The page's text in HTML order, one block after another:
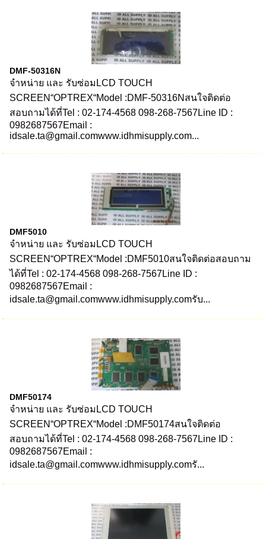
DMF-50316N
จำหน่าย และ รับซ่อมLCD TOUCH
SCREEN“OPTREX“Model :DMF-50316Nสนใจติดต่อ
สอบถามได้ที่Tel : 02-174-4568 098-268-7567Line ID :
0982687567Email :
idsale.ta@gmail.comwww.idhmisupply.com...
DMF5010
จำหน่าย และ รับซ่อมLCD TOUCH
SCREEN“OPTREX“Model :DMF5010สนใจติดต่อสอบถาม
ได้ที่Tel : 02-174-4568 098-268-7567Line ID :
0982687567Email :
idsale.ta@gmail.comwww.idhmisupply.comรับ...
DMF50174
จำหน่าย และ รับซ่อมLCD TOUCH
SCREEN“OPTREX“Model :DMF50174สนใจติดต่อ
สอบถามได้ที่Tel : 02-174-4568 098-268-7567Line ID :
0982687567Email :
idsale.ta@gmail.comwww.idhmisupply.comรั...